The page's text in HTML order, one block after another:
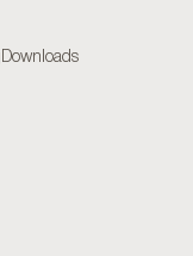
Downloads